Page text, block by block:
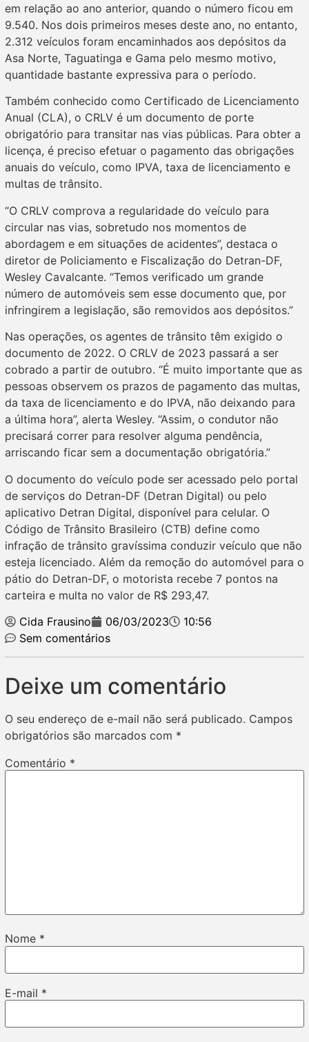
em relação ao ano anterior, quando o número ficou em
9.540. Nos dois primeiros meses deste ano, no entanto,
2.312 veículos foram encaminhados aos depósitos da
Asa Norte, Taguatinga e Gama pelo mesmo motivo,
quantidade bastante expressiva para o período.
Também conhecido como Certificado de Licenciamento
Anual (CLA), o CRLV é um documento de porte
obrigatório para transitar nas vias públicas. Para obter a
licença, é preciso efetuar o pagamento das obrigações
anuais do veículo, como IPVA, taxa de licenciamento e
multas de trânsito.
“O CRLV comprova a regularidade do veículo para
circular nas vias, sobretudo nos momentos de
abordagem e em situações de acidentes”, destaca o
diretor de Policiamento e Fiscalização do Detran-DF,
Wesley Cavalcante. “Temos verificado um grande
número de automóveis sem esse documento que, por
infringirem a legislação, são removidos aos depósitos.”
Nas operações, os agentes de trânsito têm exigido o
documento de 2022. O CRLV de 2023 passará a ser
cobrado a partir de outubro. “É muito importante que as
pessoas observem os prazos de pagamento das multas,
da taxa de licenciamento e do IPVA, não deixando para
a última hora”, alerta Wesley. “Assim, o condutor não
precisará correr para resolver alguma pendência,
arriscando ficar sem a documentação obrigatória.”
O documento do veículo pode ser acessado pelo portal
de serviços do Detran-DF (Detran Digital) ou pelo
aplicativo Detran Digital, disponível para celular. O
Código de Trânsito Brasileiro (CTB) define como
infração de trânsito gravíssima conduzir veículo que não
esteja licenciado. Além da remoção do automóvel para o
pátio do Detran-DF, o motorista recebe 7 pontos na
carteira e multa no valor de R$ 293,47.
Cida Frausino
06/03/2023
10:56
Sem comentários
Deixe um comentário
O seu endereço de e-mail não será publicado. Campos
obrigatórios são marcados com *
Comentário *
Nome *
E-mail *